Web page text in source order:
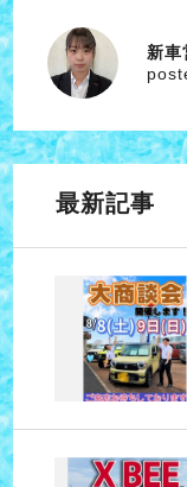
おおい
新車
最新記事